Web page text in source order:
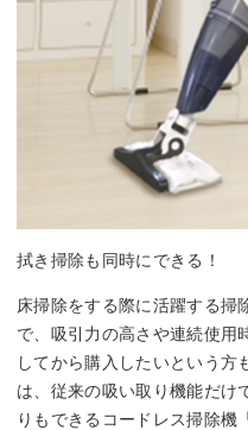
拭き掃除も同時にできる！
床掃除をする際に活躍する掃
で、吸引力の高さや連続使用
してから購入したいという方
は、従来の吸い取り機能だけ
りもできるコードレス掃除機